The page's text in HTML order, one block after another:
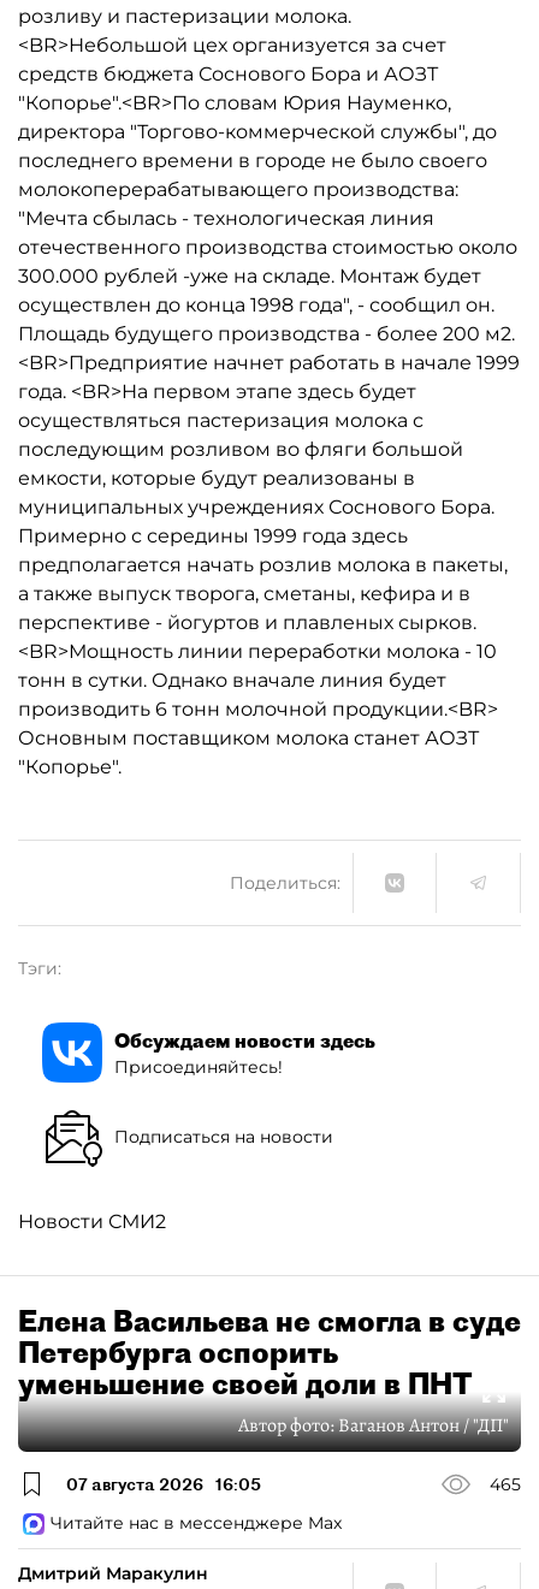
розливу и пастеризации молока.
<BR>Небольшой цех организуется за счет
средств бюджета Соснового Бора и АОЗТ
"Копорье".<BR>По словам Юрия Науменко,
директора "Торгово-коммерческой службы", до
последнего времени в городе не было своего
молокоперерабатывающего производства:
"Мечта сбылась - технологическая линия
отечественного производства стоимостью около
300.000 рублей -уже на складе. Монтаж будет
осуществлен до конца 1998 года", - сообщил он.
Площадь будущего производства - более 200 м2.
<BR>Предприятие начнет работать в начале 1999
года. <BR>На первом этапе здесь будет
осуществляться пастеризация молока с
последующим розливом во фляги большой
емкости, которые будут реализованы в
муниципальных учреждениях Соснового Бора.
Примерно с середины 1999 года здесь
предполагается начать розлив молока в пакеты,
а также выпуск творога, сметаны, кефира и в
перспективе - йогуртов и плавленых сырков.
<BR>Мощность линии переработки молока - 10
тонн в сутки. Однако вначале линия будет
производить 6 тонн молочной продукции.<BR>
Основным поставщиком молока станет АОЗТ
"Копорье".
Поделиться:
Тэги:
Обсуждаем новости здесь
Присоединяйтесь!
Подписаться на новости
Новости СМИ2
Елена Васильева не смогла в суде
Петербурга оспорить
уменьшение своей доли в ПНТ
Автор фото:Ваганов Антон / "ДП"
07 августа 2026 16:05
465
Читайте нас в мессенджере Max
Дмитрий Маракулин